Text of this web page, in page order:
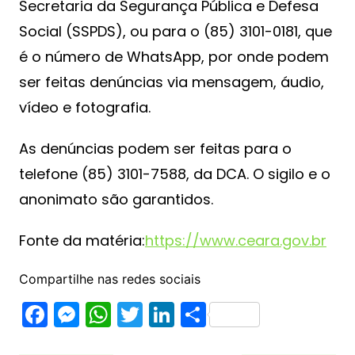
Secretaria da Segurança Pública e Defesa
Social (SSPDS), ou para o (85) 3101-0181, que
é o número de WhatsApp, por onde podem
ser feitas denúncias via mensagem, áudio,
vídeo e fotografia.
As denúncias podem ser feitas para o
telefone (85) 3101-7588, da DCA. O sigilo e o
anonimato são garantidos.
Fonte da matéria:https://www.ceara.gov.br
Compartilhe nas redes sociais
F M W T Li S